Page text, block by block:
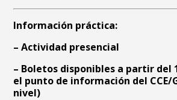
Información práctica:
– Actividad presencial
– Boletos disponibles a partir del
el punto de información del CCE/
nivel)